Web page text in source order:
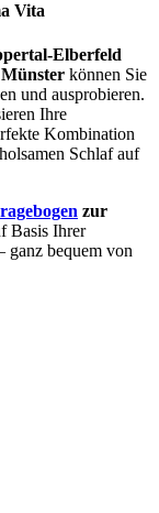
Vita
Elberfeld
Münster können Sie
und ausprobieren.
Ihre
Kombination
Schlaf auf
zur
Basis Ihrer
ganz bequem von